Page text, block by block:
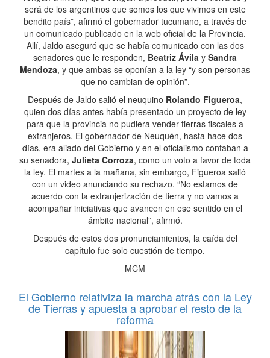
será de los argentinos que somos los que vivimos en este
bendito país”, afirmó el gobernador tucumano, a través de
un comunicado publicado en la web oficial de la Provincia.
Allí, Jaldo aseguró que se había comunicado con las dos
senadores que le responden, Beatriz Ávila y Sandra
Mendoza, y que ambas se oponían a la ley “y son personas
que no cambian de opinión”.
Después de Jaldo salió el neuquino Rolando Figueroa,
quien dos días antes había presentado un proyecto de ley
para que la provincia no pudiera vender tierras fiscales a
extranjeros. El gobernador de Neuquén, hasta hace dos
días, era aliado del Gobierno y en el oficialismo contaban a
su senadora, Julieta Corroza, como un voto a favor de toda
la ley. El martes a la mañana, sin embargo, Figueroa salió
con un video anunciando su rechazo. “No estamos de
acuerdo con la extranjerización de tierra y no vamos a
acompañar iniciativas que avancen en ese sentido en el
ámbito nacional”, afirmó.
Después de estos dos pronunciamientos, la caída del
capítulo fue solo cuestión de tiempo.
MCM
El Gobierno relativiza la marcha atrás con la Ley
de Tierras y apuesta a aprobar el resto de la
reforma